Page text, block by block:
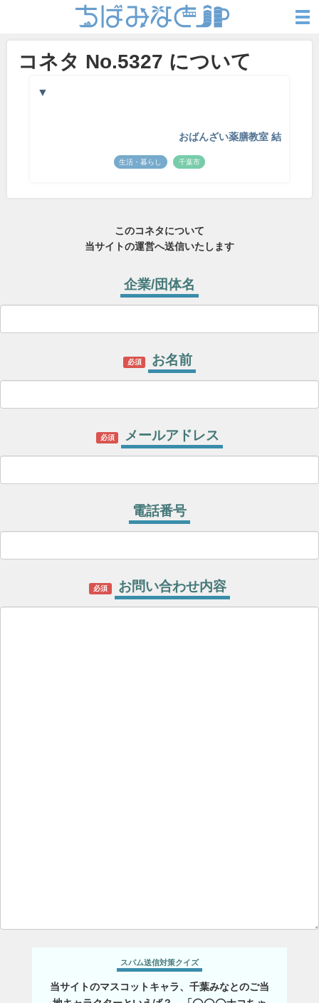
コネタ No.5327 について
▼
おばんざい薬膳教室 結
生活・暮らし 千葉市
このコネタについて
当サイトの運営へ送信いたします
企業/団体名
必須 お名前
必須 メールアドレス
電話番号
必須 お問い合わせ内容
スパム送信対策クイズ
当サイトのマスコットキャラ、千葉みなとのご当